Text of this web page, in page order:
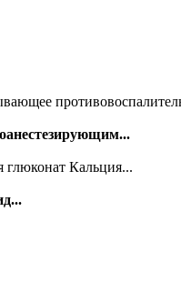
глюконат Кальция...